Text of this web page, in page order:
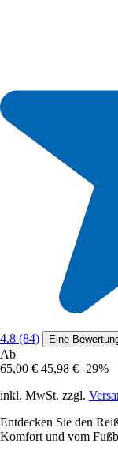
4.8 (84) Eine
Ab
65,00 € 45,98 € -29%
inkl. MwSt. zzgl.
Entdecken Sie den
Komfort und vom